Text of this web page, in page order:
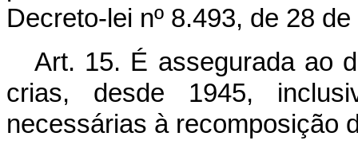
Decreto-lei nº 8.493, de 28
Art. 15. É assegurada ao
crias, desde 1945,
necessárias à recomposição